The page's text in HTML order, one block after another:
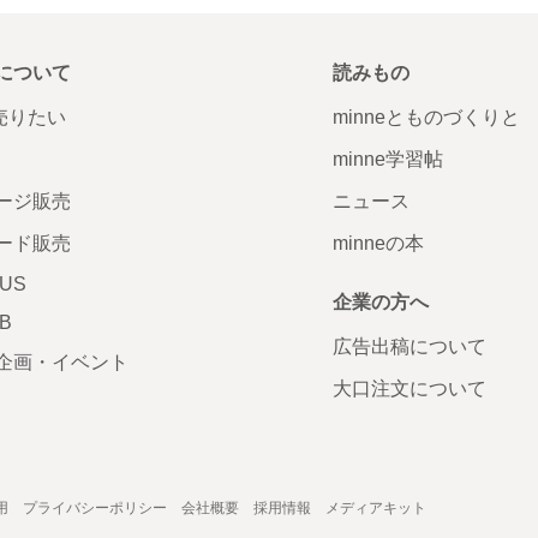
ついて
りたい
ジ販売
ド販売
画・イベント
読みもの
minneとものづくりと
minne学習帖
ニュース
minneの本
企業の方へ
広告出稿について
大口注文について
プライバシーポリシー 会社概要 採用情報 メディアキット